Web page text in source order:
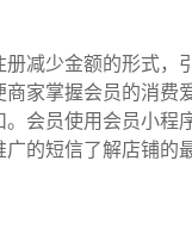
减少金额的形式，
家掌握会员的消费
会员使用会员小程
的短信了解店铺的